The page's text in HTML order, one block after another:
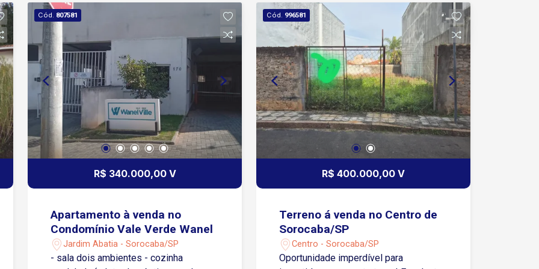
Área de serviço Armários planejados
Piso laminado 1 Vaga de garagem
coberta Condomínio: Portaria 24 horas
Piscina Adulto e Infantil Playground
Ideal para quem procura um
apartamento moderno, bem localizado
e com aproveitamento dos espaços,
perfeito para morar ou investir. Agende
sua visita e venha conhecer este
excelente imóvel!
Cód. 807581
R$ 340.000,00 V
Apartamento à venda no
Condomínio Vale Verde Wanel
Jardim Abatia - Sorocaba/SP
- sala dois ambientes - cozinha
Cód. 996581
R$ 400.000,00 V
Terreno á venda no Centro de
Sorocaba/SP
Centro - Sorocaba/SP
Oportunidade imperdível para